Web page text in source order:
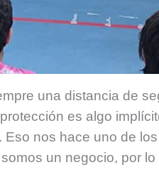
una distancia de
es algo
nos hace uno de
un negocio, por